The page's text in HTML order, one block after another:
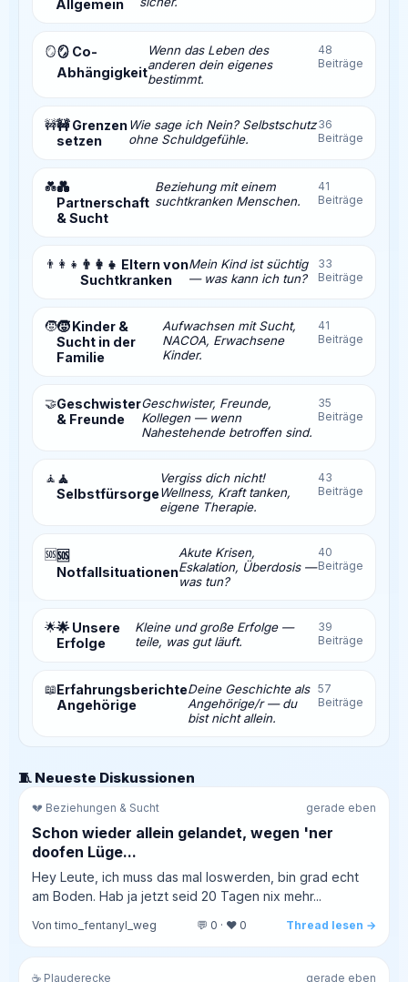
Allgemein
🪞🪞 Co-
Abhängigkeit
Wenn das Leben des
anderen dein eigenes
bestimmt.
48
Beiträge
🚧🚧 Grenzen
setzen
Wie sage ich Nein? Selbstschutz
ohne Schuldgefühle.
36
Beiträge
💑💑
Partnerschaft
& Sucht
Beziehung mit einem
suchtkranken Menschen.
41
Beiträge
👨‍👩‍👧 👨‍👩‍👧 Eltern von
Suchtkranken
Mein Kind ist süchtig
— was kann ich tun?
33
Beiträge
🧒🧒 Kinder &
Sucht in der
Familie
Aufwachsen mit Sucht,
NACOA, Erwachsene
Kinder.
41
Beiträge
🤝Geschwister
& Freunde
Geschwister, Freunde,
Kollegen — wenn
Nahestehende betroffen sind.
35
Beiträge
🧘 🧘
Selbstfürsorge
Vergiss dich nicht!
Wellness, Kraft tanken,
eigene Therapie.
43
Beiträge
🆘🆘
Notfallsituationen
Akute Krisen,
Eskalation, Überdosis —
was tun?
40
Beiträge
🌟🌟 Unsere
Erfolge
Kleine und große Erfolge —
teile, was gut läuft.
39
Beiträge
📖Erfahrungsberichte
Angehörige
Deine Geschichte als
Angehörige/r — du
bist nicht allein.
57
Beiträge
🧵 Neueste Diskussionen
💔 Beziehungen & Sucht gerade eben
Schon wieder allein gelandet, wegen 'ner
doofen Lüge...
Hey Leute, ich muss das mal loswerden, bin grad echt
am Boden. Hab ja jetzt seid 20 Tagen nix mehr...
Von timo_fentanyl_weg 💬 0 · ❤️ 0 Thread lesen →
☕ Plauderecke gerade eben